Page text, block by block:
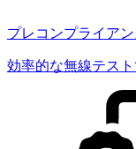
プレコンプライア
効率的な無線テス